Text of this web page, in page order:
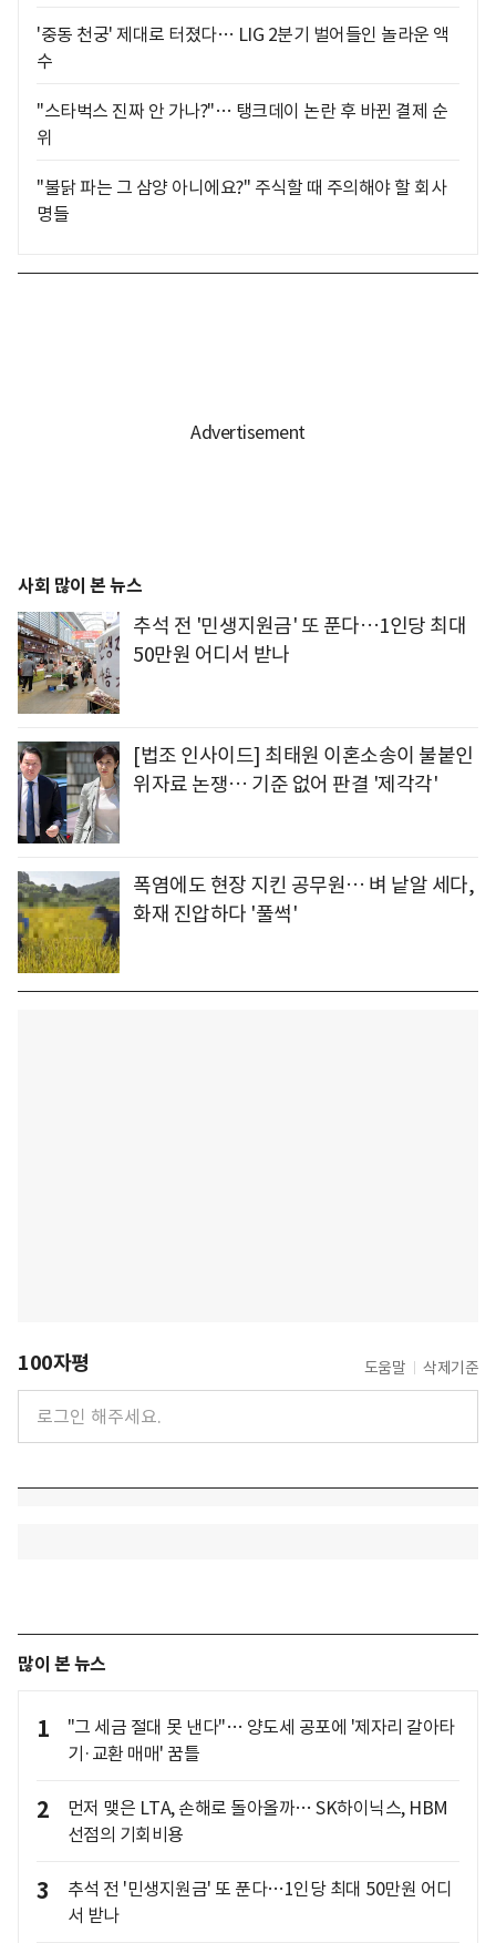
'중동 천궁' 제대로 터졌다… LIG 2분기 벌어들인 놀라운 액
수
"스타벅스 진짜 안 가나?"… 탱크데이 논란 후 바뀐 결제 순
위
"불닭 파는 그 삼양 아니에요?" 주식할 때 주의해야 할 회사
명들
사회 많이 본 뉴스
추석 전 '민생지원금' 또 푼다…1인당 최대
50만원 어디서 받나
[법조 인사이드] 최태원 이혼소송이 불붙인
위자료 논쟁… 기준 없어 판결 '제각각'
폭염에도 현장 지킨 공무원… 벼 낱알 세다,
화재 진압하다 '풀썩'
100자평 도움말 삭제기준
많이 본 뉴스
1
"그 세금 절대 못 낸다"… 양도세 공포에 '제자리 갈아타
기·교환 매매' 꿈틀
2
먼저 맺은 LTA, 손해로 돌아올까… SK하이닉스, HBM
선점의 기회비용
3
추석 전 '민생지원금' 또 푼다…1인당 최대 50만원 어디
서 받나